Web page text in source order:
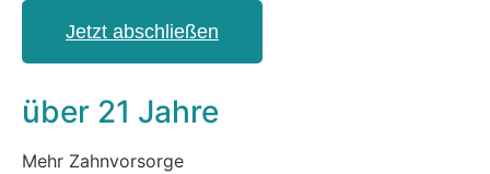
Jetzt abschließen
über 21 Jahre
Mehr Zahnvorsorge